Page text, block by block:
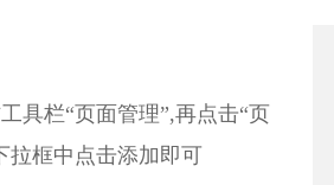
具栏“页面管理”,再点击“页
拉框中点击添加即可